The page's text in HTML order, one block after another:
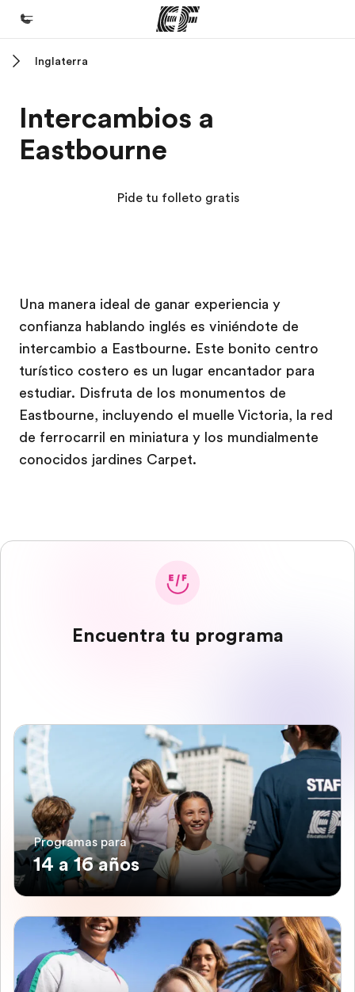
Programas
Ver todo lo que hacemos
Trabajos
Únete al equipo
Inglaterra
Intercambios a
Eastbourne
Pide tu folleto gratis
Una manera ideal de ganar experiencia y
confianza hablando inglés es viniéndote de
intercambio a Eastbourne. Este bonito centro
turístico costero es un lugar encantador para
estudiar. Disfruta de los monumentos de
Eastbourne, incluyendo el muelle Victoria, la red
de ferrocarril en miniatura y los mundialmente
conocidos jardines Carpet.
Encuentra tu programa
Programas para
14 a 16 años